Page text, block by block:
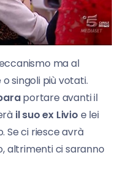
ma al
singoli più votati.
portare avanti il
il suo ex Livio e lei
Se ci riesce avrà
altrimenti ci saranno